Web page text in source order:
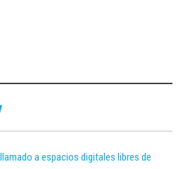
a espacios digitales libres de